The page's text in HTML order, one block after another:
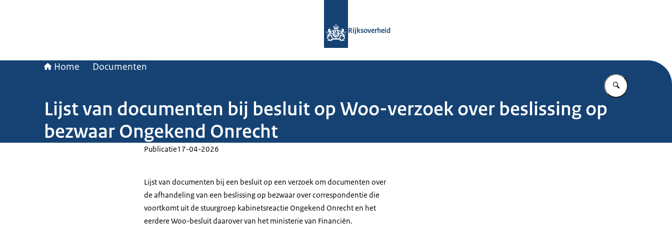
Rijksoverheid
Home Documenten
Vul in wat u
Lijst van documenten bij besluit op Woo-verzoek over beslissing op
bezwaar Ongekend Onrecht
Publicatie17-04-2026
Lijst van documenten bij een besluit op een verzoek om documenten over
de afhandeling van een beslissing op bezwaar over correspondentie die
voortkomt uit de stuurgroep kabinetsreactie Ongekend Onrecht en het
eerdere Woo-besluit daarover van het ministerie van Financiën.